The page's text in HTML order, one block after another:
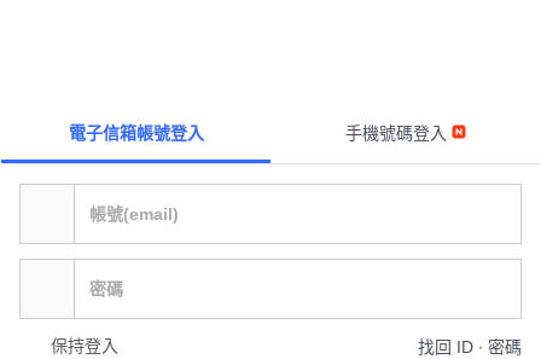
電子信箱帳號登入 手機號碼登入
保持登入 找回 ID ∙ 密碼